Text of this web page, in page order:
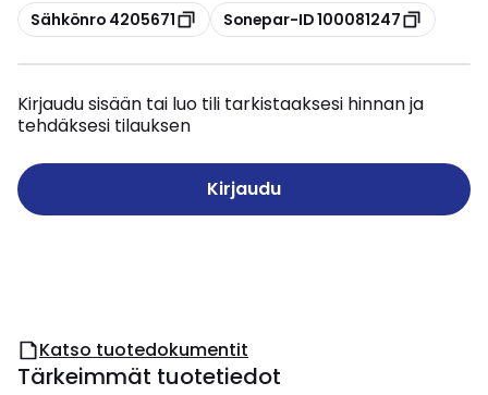
Kopioi
Sähkönro 4205671 Kopioi
Sonepar-ID 100081247
Kirjaudu sisään tai luo tili tarkistaaksesi hinnan ja
tehdäksesi tilauksen
Kirjaudu
Katso tuotedokumentit
Tärkeimmät tuotetiedot